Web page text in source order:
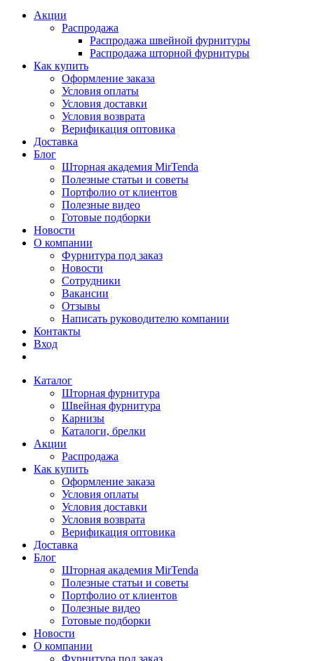
Акции
Распродажа
Распродажа швейной фурнитуры
Распродажа шторной фурнитуры
Как купить
Оформление заказа
Условия оплаты
Условия доставки
Условия возврата
Верификация оптовика
Доставка
Блог
Шторная академия MirTenda
Полезные статьи и советы
Портфолио от клиентов
Полезные видео
Готовые подборки
Новости
О компании
Фурнитура под заказ
Новости
Сотрудники
Вакансии
Отзывы
Написать руководителю компании
Контакты
Вход
Каталог
Шторная фурнитура
Швейная фурнитура
Карнизы
Каталоги, брелки
Акции
Распродажа
Как купить
Оформление заказа
Условия оплаты
Условия доставки
Условия возврата
Верификация оптовика
Доставка
Блог
Шторная академия MirTenda
Полезные статьи и советы
Портфолио от клиентов
Полезные видео
Готовые подборки
Новости
О компании
Фурнитура под заказ